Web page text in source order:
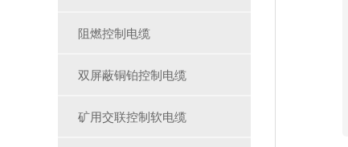
阻燃控制电缆
双屏蔽铜铂控制电缆
矿用交联控制软电缆